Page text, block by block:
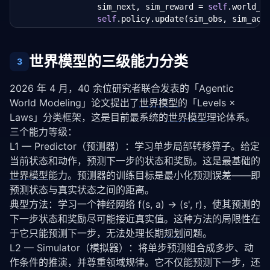
                sim_next, sim_reward =
self
self.policy.update(sim_obs,
            action =
self.planner.plan(
3 世界模型的三级能力分类
2026 年 4 月，40 余位研究者联合发表的「Agentic
World Modeling」论文提出了世界模型的「Levels ×
Laws」分类框架，这是目前最系统的世界模型理论体系。
三个能力等级：
L1 — Predictor（预测器）：学习单步局部转移算子。给定
当前状态和动作，预测下一步的状态和奖励。这是最基础的
世界模型能力。预测器的训练目标是最小化预测误差——即
预测状态与真实状态之间的距离。
典型方法：学习一个神经网络 f(s, a) → (s', r)，使其预测的
下一步状态和奖励尽可能接近真实值。这种方法的局限性在
于它只能预测下一步，无法处理长期规划 问题。
L2 — Simulator（模拟器）：将单步预测组合成多步、动
作条件的推演，并尊重领域规律。它不仅能预测下一步，还